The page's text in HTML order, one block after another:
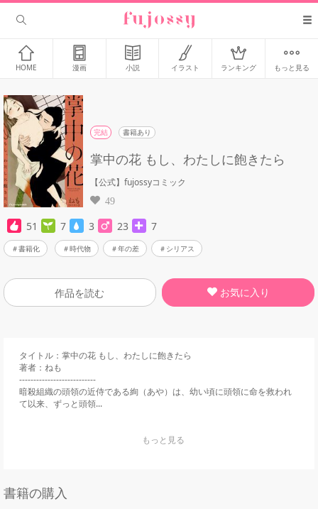
HOME 漫画 小説 イラスト ランキング もっと見る
完結 書籍あり
掌中の花 もし、わたしに飽きたら
【公式】fujossyコミック
49
51 7 3 23 7
書籍化 時代物 年の差 シリアス
作品を読む お気に入り
タイトル：掌中の花 もし、わたしに飽きたら
著者：ねも
---------------------------
暗殺組織の頭領の近侍である絢（あや）は、幼い頃に頭領に命を救われ
て以来、ずっと頭領...
書籍の購入